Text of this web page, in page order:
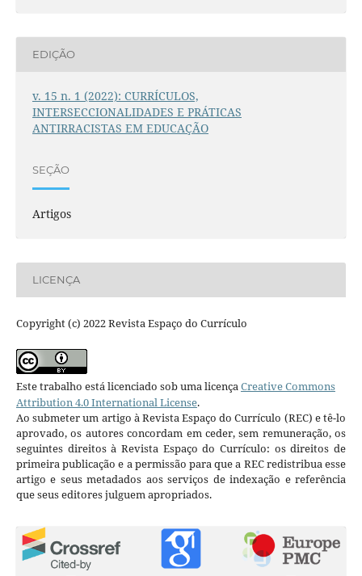
EDIÇÃO
v. 15 n. 1 (2022): CURRÍCULOS,
INTERSECCIONALIDADES E PRÁTICAS
ANTIRRACISTAS EM EDUCAÇÃO
SEÇÃO
Artigos
LICENÇA
Copyright (c) 2022 Revista Espaço do Currículo
Este trabalho está licenciado sob uma licençaCreative Commons
Attribution 4.0 International License.
Ao submeter um artigo à Revista Espaço do Currículo (REC) e tê-lo
aprovado, os autores concordam em ceder, sem remuneração, os
seguintes direitos à Revista Espaço do Currículo: os direitos de
primeira publicação e a permissão para que a REC redistribua esse
artigo e seus metadados aos serviços de indexação e referência
que seus editores julguem apropriados.